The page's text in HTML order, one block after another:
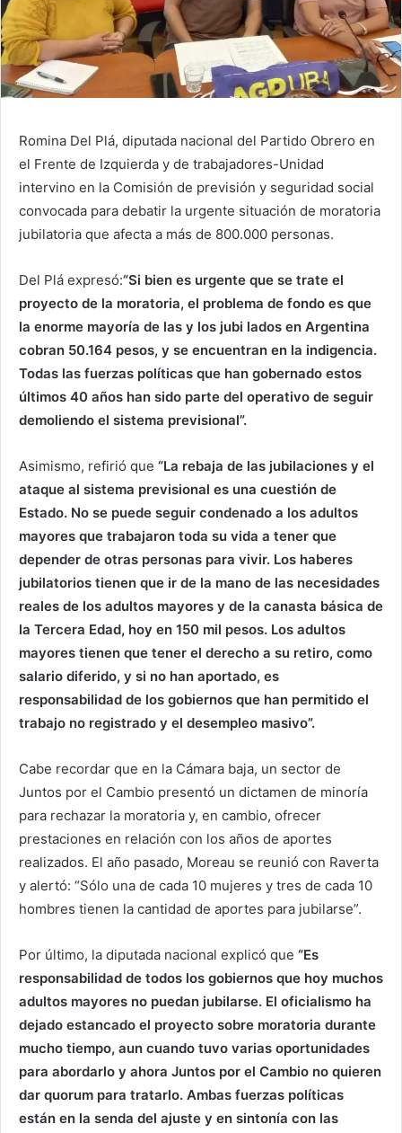
Romina Del Plá, diputada nacional del Partido Obrero en
el Frente de Izquierda y de trabajadores-Unidad
intervino en la Comisión de previsión y seguridad social
convocada para debatir la urgente situación de moratoria
jubilatoria que afecta a más de 800.000 personas.
Del Plá expresó:“Si bien es urgente que se trate el
proyecto de la moratoria, el problema de fondo es que
la enorme mayoría de las y los jubi lados en Argentina
cobran 50.164 pesos, y se encuentran en la indigencia.
Todas las fuerzas políticas que han gobernado estos
últimos 40 años han sido parte del operativo de seguir
demoliendo el sistema previsional”.
Asimismo, refirió que “La rebaja de las jubilaciones y el
ataque al sistema previsional es una cuestión de
Estado. No se puede seguir condenado a los adultos
mayores que trabajaron toda su vida a tener que
depender de otras personas para vivir. Los haberes
jubilatorios tienen que ir de la mano de las necesidades
reales de los adultos mayores y de la canasta básica de
la Tercera Edad, hoy en 150 mil pesos. Los adultos
mayores tienen que tener el derecho a su retiro, como
salario diferido, y si no han aportado, es
responsabilidad de los gobiernos que han permitido el
trabajo no registrado y el desempleo masivo”.
Cabe recordar que en la Cámara baja, un sector de
Juntos por el Cambio presentó un dictamen de minoría
para rechazar la moratoria y, en cambio, ofrecer
prestaciones en relación con los años de aportes
realizados. El año pasado, Moreau se reunió con Raverta
y alertó: “Sólo una de cada 10 mujeres y tres de cada 10
hombres tienen la cantidad de aportes para jubilarse”.
Por último, la diputada nacional explicó que “Es
responsabilidad de todos los gobiernos que hoy muchos
adultos mayores no puedan jubilarse. El oficialismo ha
dejado estancado el proyecto sobre moratoria durante
mucho tiempo, aun cuando tuvo varias oportunidades
para abordarlo y ahora Juntos por el Cambio no quieren
dar quorum para tratarlo. Ambas fuerzas políticas
están en la senda del ajuste y en sintonía con las